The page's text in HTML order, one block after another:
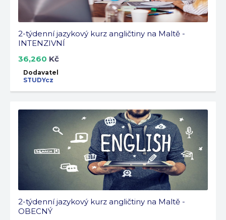
2-týdenní jazykový kurz angličtiny na Maltě -
INTENZIVNÍ
36,260 Kč
Dodavatel
STUDYcz
2-týdenní jazykový kurz angličtiny na Maltě -
OBECNÝ